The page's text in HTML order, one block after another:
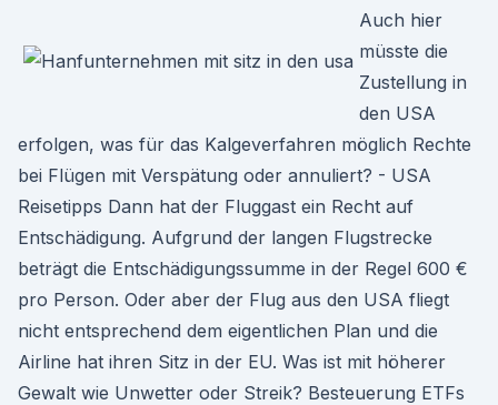
Auch hier
müsste die
Zustellung in
den USA
erfolgen, was für das Kalgeverfahren möglich Rechte
bei Flügen mit Verspätung oder annuliert? - USA
Reisetipps Dann hat der Fluggast ein Recht auf
Entschädigung. Aufgrund der langen Flugstrecke
beträgt die Entschädigungssumme in der Regel 600 €
pro Person. Oder aber der Flug aus den USA fliegt
nicht entsprechend dem eigentlichen Plan und die
Airline hat ihren Sitz in der EU. Was ist mit höherer
Gewalt wie Unwetter oder Streik? Besteuerung ETFs